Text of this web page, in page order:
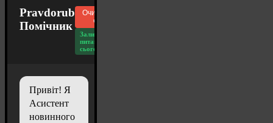
Pravdorub
Помічник
Очистити
чат
Залишилось
питань
сьогодні: 20
Привіт! Я
Асистент
новинного